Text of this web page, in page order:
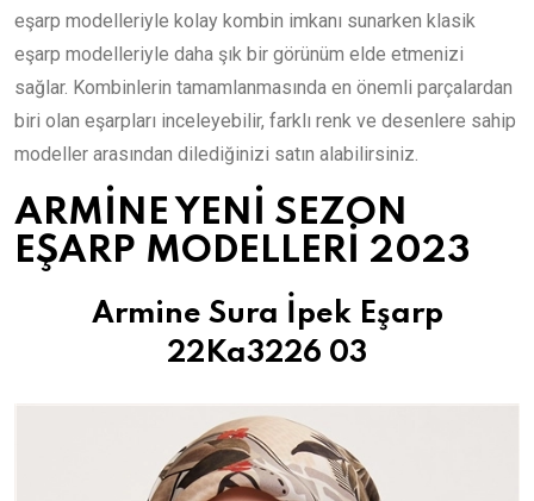
eşarp modelleriyle kolay kombin imkanı sunarken klasik
eşarp modelleriyle daha şık bir görünüm elde etmenizi
sağlar. Kombinlerin tamamlanmasında en önemli parçalardan
biri olan eşarpları inceleyebilir, farklı renk ve desenlere sahip
modeller arasından dilediğinizi satın alabilirsiniz.
ARMİNE YENİ SEZON
EŞARP MODELLERİ 2023
Armine Sura İpek Eşarp
22Ka3226 03